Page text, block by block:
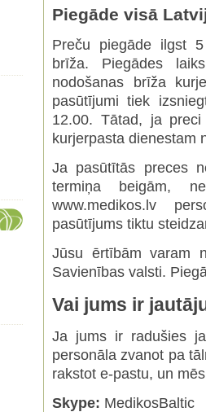
Piegāde visā
Preču piegāde ilgst
brīža. Piegādes
nodošanas brīža
pasūtījumi tiek
12.00. Tātad, ja
kurjerpasta dienestam
Ja pasūtītās preces
termiņa beigām,
www.medikos.lv
pasūtījums tiktu
Jūsu ērtībām varam
Savienības valsti.
Vai jums ir
Ja jums ir radušies
personāla zvanot pa
rakstot e-pastu, un
Skype: MedikosBaltic